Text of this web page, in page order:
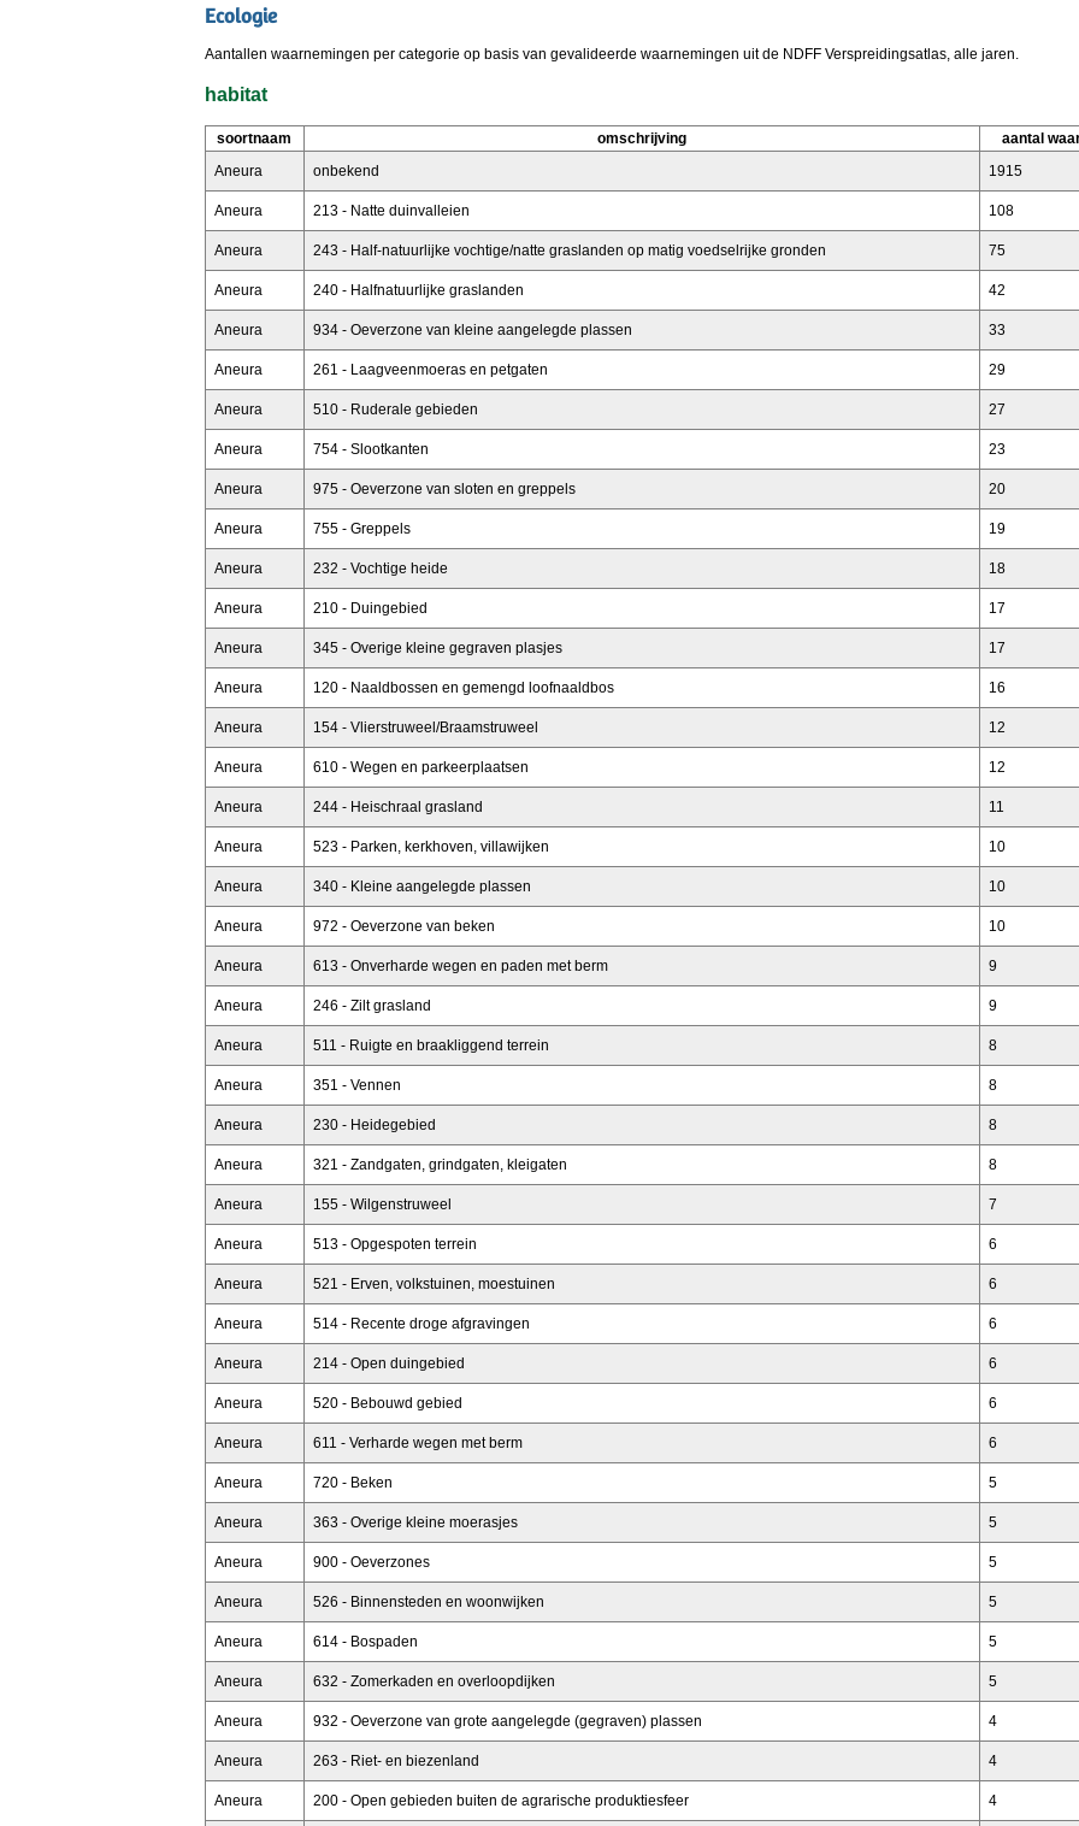
Ecologie
Aantallen waarnemingen per categorie op basis van gevalideerde waarnemingen uit de NDFF Verspreidingsatlas, alle jaren.
habitat
soortnaam omschrijving
aantal
Aneura
onbekend 1915
Aneura 213 - Natte duinvalleien 108
Aneura 243 - Half-natuurlijke vochtige/natte graslanden op matig voedselrijke gronden 75
Aneura 240 - Halfnatuurlijke graslanden 42
Aneura 934 - Oeverzone van kleine aangelegde plassen 33
Aneura 261 - Laagveenmoeras en petgaten 29
Aneura 510 - Ruderale gebieden 27
Aneura 754 - Slootkanten 23
Aneura 975 - Oeverzone van sloten en greppels 20
Aneura 755 - Greppels 19
Aneura 232 - Vochtige heide 18
Aneura 210 - Duingebied 17
Aneura 345 - Overige kleine gegraven plasjes 17
Aneura 120 - Naaldbossen en gemengd loofnaaldbos 16
Aneura 154 - Vlierstruweel/Braamstruweel 12
Aneura 610 - Wegen en parkeerplaatsen 12
Aneura 244 - Heischraal grasland 11
Aneura 523 - Parken, kerkhoven, villawijken 10
Aneura 340 - Kleine aangelegde plassen 10
Aneura 972 - Oeverzone van beken 10
Aneura 613 - Onverharde wegen en paden met berm 9
Aneura 246 - Zilt grasland 9
Aneura 511 - Ruigte en braakliggend terrein 8
Aneura 351 - Vennen 8
Aneura 230 - Heidegebied 8
Aneura 321 - Zandgaten, grindgaten, kleigaten 8
Aneura 155 - Wilgenstruweel 7
Aneura 513 - Opgespoten terrein 6
Aneura 521 - Erven, volkstuinen, moestuinen 6
Aneura 514 - Recente droge afgravingen 6
Aneura 214 - Open duingebied 6
Aneura 520 - Bebouwd gebied 6
Aneura 611 - Verharde wegen met berm 6
Aneura 720 - Beken 5
Aneura 363 - Overige kleine moerasjes 5
Aneura 900 - Oeverzones 5
Aneura 526 - Binnensteden en woonwijken 5
Aneura 614 - Bospaden 5
Aneura 632 - Zomerkaden en overloopdijken 5
Aneura 932 - Oeverzone van grote aangelegde (gegraven) plassen 4
Aneura 263 - Riet- en biezenland 4
Aneura 200 - Open gebieden buiten de agrarische produktiesfeer 4